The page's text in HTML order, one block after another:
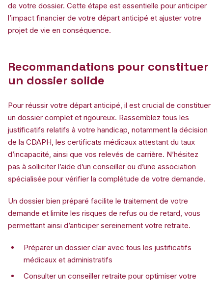
de votre dossier. Cette étape est essentielle pour anticiper
l’impact financier de votre départ anticipé et ajuster votre
projet de vie en conséquence.
Recommandations pour constituer
un dossier solide
Pour réussir votre départ anticipé, il est crucial de constituer
un dossier complet et rigoureux. Rassemblez tous les
justificatifs relatifs à votre handicap, notamment la décision
de la CDAPH, les certificats médicaux attestant du taux
d’incapacité, ainsi que vos relevés de carrière. N’hésitez
pas à solliciter l’aide d’un conseiller ou d’une association
spécialisée pour vérifier la complétude de votre demande.
Un dossier bien préparé facilite le traitement de votre
demande et limite les risques de refus ou de retard, vous
permettant ainsi d’anticiper sereinement votre retraite.
Préparer un dossier clair avec tous les justificatifs
médicaux et administratifs
Consulter un conseiller retraite pour optimiser votre